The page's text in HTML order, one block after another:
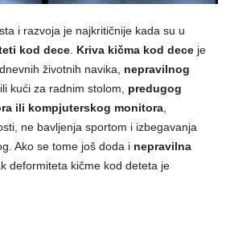
i razvoja je najkritičnije kada su u
kod dece Kriva kičma kod dece je
životnih navika, nepravilnog
kući za radnim stolom, predugog
ili kompjuterskog monitora
ne bavljenja sportom i izbegavanja
Ako se tome još doda i nepravilna
deformiteta kičme kod deteta je